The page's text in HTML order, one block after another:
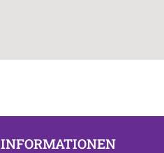
INFORMATIONEN